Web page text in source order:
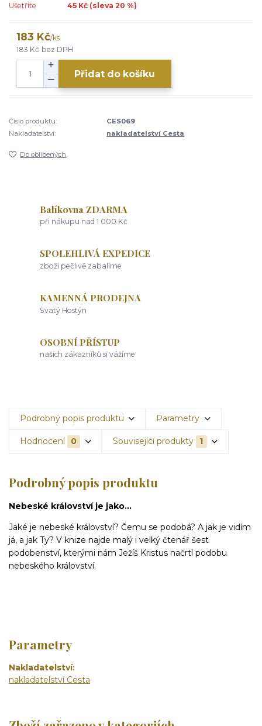
Ušetříte 45 Kč (sleva 20 %)
183 Kč/ks
183 Kč bez DPH
Přidat do košíku
Číslo produktu:
CES069
Nakladatelství:
nakladatelství Cesta
Do oblíbených
Balíkovna ZDARMA
při nákupu nad 1 000 Kč
SPOLEHLIVÁ EXPEDICE
zboží pečlivě zabalíme
KAMENNÁ PRODEJNA
Svatý Hostýn
OSOBNÍ PŘÍSTUP
našich zákazníků si vážíme
Podrobný popis produktu Parametry
Hodnocení 0 Související produkty 1
Podrobný popis produktu
Nebeské království je jako...
Jaké je nebeské království? Čemu se podobá? A jak je vidím
já, a jak Ty? V knize najde malý i velký čtenář šest
podobenství, kterými nám Ježíš Kristus načrtl podobu
nebeského království.
Parametry
Nakladatelství
nakladatelství Cesta